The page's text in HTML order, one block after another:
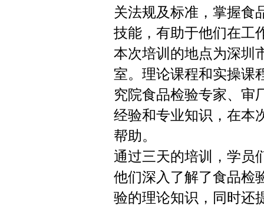
关法规及标准，掌握食
技能，有助于他们在工
本次培训的地点为深圳
室。理论课程和实操课
究院食品检验专家、审
经验和专业知识，在本
帮助。
通过三天的培训，学员
他们深入了解了食品检
验的理论知识，同时还